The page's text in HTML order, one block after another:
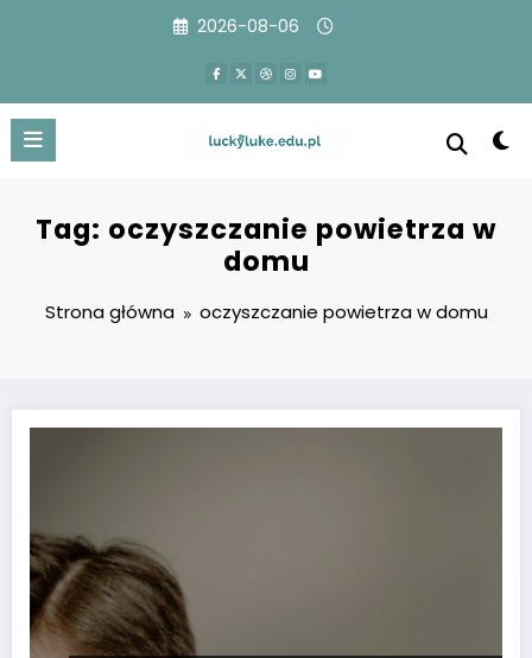
2026-08-06
Tag: oczyszczanie powietrza w
domu
Strona główna oczyszczanie powietrza w domu